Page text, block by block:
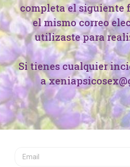
completa el siguiente
el mismo correo
utilizaste para
Si tienes cualquier
a